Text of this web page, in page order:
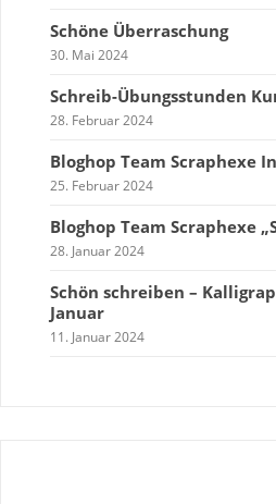
Schöne Überraschung
30. Mai 2024
Schreib-Übungsstunden
28. Februar 2024
Bloghop Team Scraphexe
25. Februar 2024
Bloghop Team Scraphexe
28. Januar 2024
Schön schreiben –
Januar
11. Januar 2024